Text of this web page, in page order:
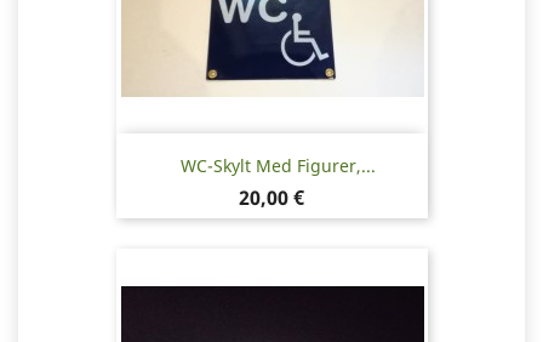
WC-Skylt Med Figurer,...
Pris
20,00 €